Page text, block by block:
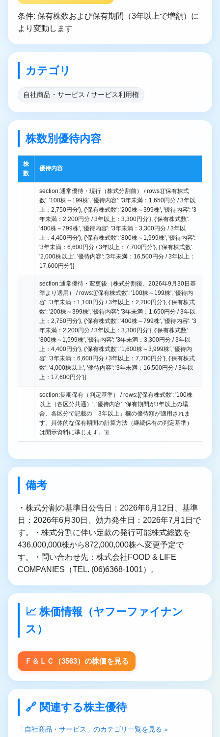
条件: 保有株数および保有期間（3年以上で増額）に
より変動します
カテゴリ
自社商品・サービス / サービス利用権
株数別優待内容
株
数
優待内容
section:通常優待・現行（株式分割前） / rows:[{'保有株式
数': '100株～199株', '優待内容': '3年未満：1,650円分 / 3年以
上：2,750円分'}, {'保有株式数': '200株～399株', '優待内容': '3
年未満：2,200円分 / 3年以上：3,300円分'}, {'保有株式数':
'400株～799株', '優待内容': '3年未満：3,300円分 / 3年以
上：4,400円分'}, {'保有株式数': '800株～1,999株', '優待内容':
'3年未満：6,600円分 / 3年以上：7,700円分'}, {'保有株式数':
'2,000株以上', '優待内容': '3年未満：16,500円分 / 3年以上：
17,600円分'}]
section:通常優待・変更後（株式分割後、2026年9月30日基
準より適用） / rows:[{'保有株式数': '100株～199株', '優待内
容': '3年未満：1,100円分 / 3年以上：2,200円分'}, {'保有株式
数': '200株～399株', '優待内容': '3年未満：1,650円分 / 3年以
上：2,750円分'}, {'保有株式数': '400株～799株', '優待内容': '3
年未満：2,200円分 / 3年以上：3,300円分'}, {'保有株式数':
'800株～1,599株', '優待内容': '3年未満：3,300円分 / 3年以
上：4,400円分'}, {'保有株式数': '1,600株～3,999株', '優待内
容': '3年未満：6,600円分 / 3年以上：7,700円分'}, {'保有株式
数': '4,000株以上', '優待内容': '3年未満：16,500円分 / 3年以
上：17,600円分'}]
section:長期保有（判定基準） / rows:[{'保有株式数': '100株
以上（各区分共通）', '優待内容': '保有期間が3年以上の場
合、各区分で記載の「3年以上」欄の優待額が適用されま
す。具体的な保有期間の計算方法（継続保有の判定基準）
は開示資料に準じます。'}]
備考
・株式分割の基準日公告日：2026年6月12日、基準
日：2026年6月30日、効力発生日：2026年7月1日で
す。・株式分割に伴い定款の発行可能株式総数を
436,000,000株から872,000,000株へ変更予定で
す。・問い合わせ先：株式会社FOOD & LIFE
COMPANIES（TEL. (06)6368-1001）。
📈 株価情報（ヤフーファイナン
ス）
Ｆ＆ＬＣ（3563）の株価を見る
🔗 関連する株主優待
「自社商品・サービス」のカテゴリ一覧を見る »